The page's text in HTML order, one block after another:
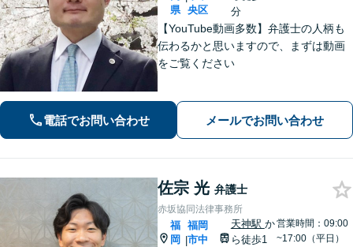
県
央区
分
【YouTube動画多数】弁護士の人柄も
伝わるかと思いますので、まずは動画
をご覧ください
電話でお問い合わせ メールでお問い合わせ
佐宗 光 弁護士
赤坂協同法律事務所
福
岡 |
福岡
市中
天神駅 か
ら徒歩1
営業時間：09:00
~17:00（平日）